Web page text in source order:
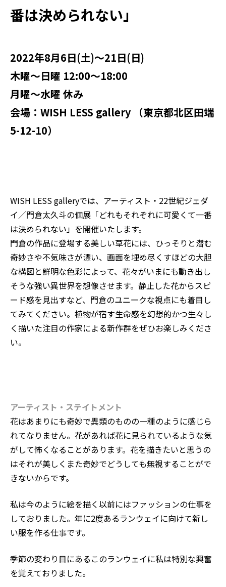
番は決められない」
2022年8月6日(土)～21日(日)
木曜～日曜 12:00～18:00
月曜～水曜 休み
会場：WISH LESS gallery （東京都北区田端
5-12-10）
WISH LESS galleryでは、アーティスト・22世紀ジェダ
イ／門倉太久斗の個展「どれもそれぞれに可愛くて一番
は決められない」を開催いたします。
門倉の作品に登場する美しい草花には、ひっそりと潜む
奇妙さや不気味さが漂い、画面を埋め尽くすほどの大胆
な構図と鮮明な色彩によって、花々がいまにも動き出し
そうな強い異世界を想像させます。静止した花からスピ
ード感を見出すなど、門倉のユニークな視点にも着目し
てみてください。植物が宿す生命感を幻想的かつ生々し
く描いた注目の作家による新作群をぜひお楽しみくださ
い。
アーティスト・ステイトメント
花はあまりにも奇妙で異類のものの一種のように感じら
れてなりません。花があれば花に見られているような気
がして怖くなることがあります。花を描きたいと思うの
はそれが美しくまた奇妙でどうしても無視することがで
きないからです。
私は今のように絵を描く以前にはファッションの仕事を
しておりました。年に2度あるランウェイに向けて新し
い服を作る仕事です。
季節の変わり目にあるこのランウェイに私は特別な興奮
を覚えておりました。